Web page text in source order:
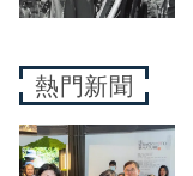
熱門新聞